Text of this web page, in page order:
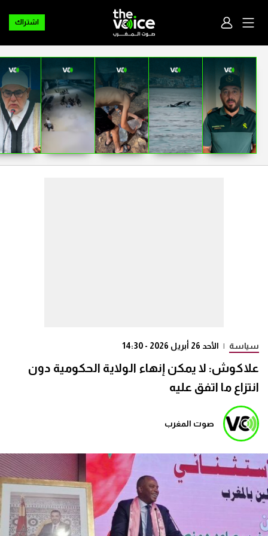
اشتراك
سياسة | الأحد 26 أبريل 2026 - 14:30
علاكوش: لا يمكن إنهاء الولاية الحكومية دون
انتزاع ما اتفق عليه
صوت المغرب